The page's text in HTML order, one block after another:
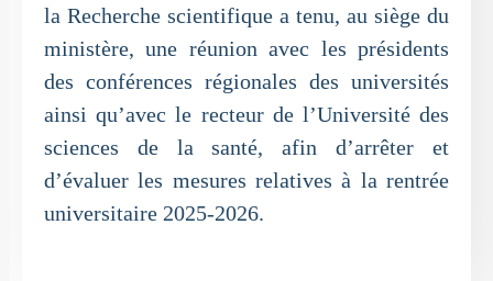
la Recherche scientifique a tenu, au siège du
ministère, une réunion avec les présidents
des conférences régionales des universités
ainsi qu’avec le recteur de l’Université des
sciences de la santé, afin d’arrêter et
d’évaluer les mesures relatives à la rentrée
universitaire 2025-2026.